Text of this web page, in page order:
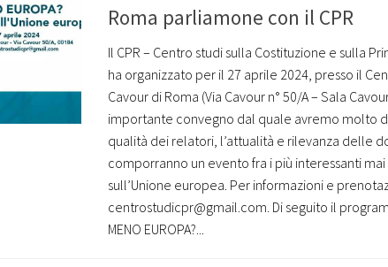
Roma parliamone con il CPR
Il CPR – Centro studi sulla Costituzione e sulla
ha organizzato per il 27 aprile 2024, presso il
Cavour di Roma (Via Cavour n° 50/A – Sala
importante convegno dal quale avremo molto
qualità dei relatori, l’attualità e rilevanza delle
comporranno un evento fra i più interessanti
sull’Unione europea. Per informazioni e
centrostudicpr@gmail.com. Di seguito il
MENO EUROPA?...